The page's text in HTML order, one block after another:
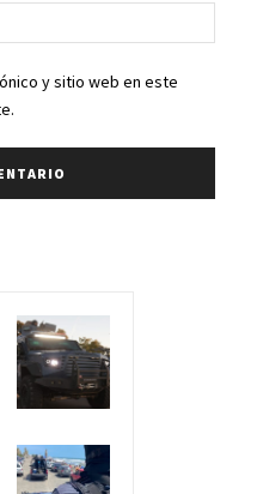
web:
y sitio web en este